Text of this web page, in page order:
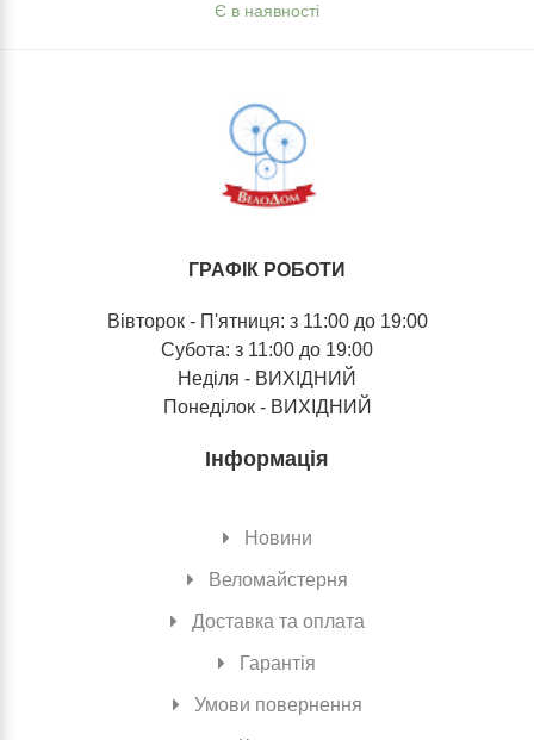
Є в наявності
ГРАФІК РОБОТИ
Вівторок - П'ятниця: з 11:00 до 19:00
Субота: з 11:00 до 19:00
Неділя - ВИХІДНИЙ
Понеділок - ВИХІДНИЙ
Інформація
Новини
Веломайстерня
Доставка та оплата
Гарантія
Умови повернення